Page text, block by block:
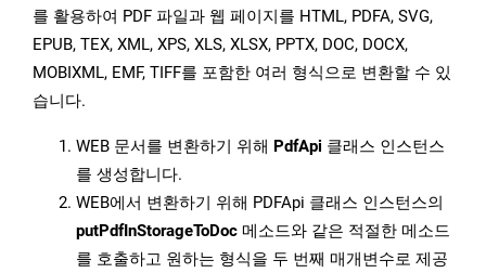
를 활용하여 PDF 파일과 웹 페이지를 HTML, PDFA, SVG,
EPUB, TEX, XML, XPS, XLS, XLSX, PPTX, DOC, DOCX,
MOBIXML, EMF, TIFF를 포함한 여러 형식으로 변환할 수 있
습니다.
WEB 문서를 변환하기 위해 PdfApi 클래스 인스턴스
를 생성합니다.
WEB에서 변환하기 위해 PDFApi 클래스 인스턴스의
putPdfInStorageToDoc 메소드와 같은 적절한 메소드
를 호출하고 원하는 형식을 두 번째 매개변수로 제공